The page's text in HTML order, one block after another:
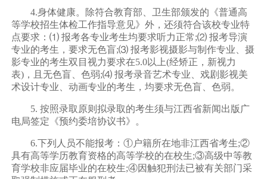
4.身体健康。除符合教育部、卫生部颁发的《普通高
等学校招生体检工作指导意见》外，还须符合该校专业特
点要求：⑴ 报考各专业考生均要求听力正常;⑵ 报考导演
专业的考生，要求无色盲;⑶ 报考影视摄影与制作专业、摄
影专业的考生双目视力要求在5.0以上(经矫正，新视力
表)，且无色盲、色弱;⑷ 报考录音艺术专业、戏剧影视美
术设计专业、动画专业的考生，均要求无色盲、色弱。
5. 按照录取原则拟录取的考生须与江西省新闻出版广
电局签定《预约委培协议书》。
6.下列人员不能报考：①户籍所在地非江西省考生;②
具有高等学历教育资格的高等学校的在校生;③高级中等教
育学校非应届毕业的在校生;④因触犯刑法已被有关部门采